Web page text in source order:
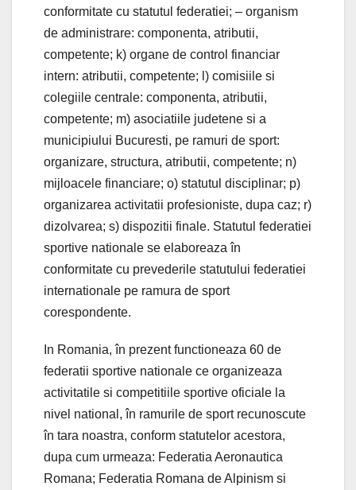
conformitate cu statutul federatiei; – organism
de administrare: componenta, atributii,
competente; k) organe de control financiar
intern: atributii, competente; l) comisiile si
colegiile centrale: componenta, atributii,
competente; m) asociatiile judetene si a
municipiului Bucuresti, pe ramuri de sport:
organizare, structura, atributii, competente; n)
mijloacele financiare; o) statutul disciplinar; p)
organizarea activitatii profesioniste, dupa caz; r)
dizolvarea; s) dispozitii finale. Statutul federatiei
sportive nationale se elaboreaza în
conformitate cu prevederile statutului federatiei
internationale pe ramura de sport
corespondente.
In Romania, în prezent functioneaza 60 de
federatii sportive nationale ce organizeaza
activitatile si competitiile sportive oficiale la
nivel national, în ramurile de sport recunoscute
în tara noastra, conform statutelor acestora,
dupa cum urmeaza: Federatia Aeronautica
Romana; Federatia Romana de Alpinism si